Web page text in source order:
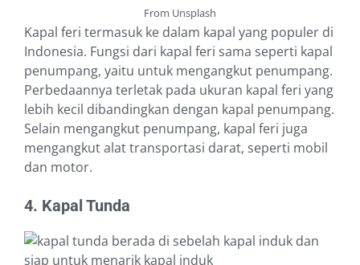
From Unsplash
Kapal feri termasuk ke dalam kapal yang populer di
Indonesia. Fungsi dari kapal feri sama seperti kapal
penumpang, yaitu untuk mengangkut penumpang.
Perbedaannya terletak pada ukuran kapal feri yang
lebih kecil dibandingkan dengan kapal penumpang.
Selain mengangkut penumpang, kapal feri juga
mengangkut alat transportasi darat, seperti mobil
dan motor.
4. Kapal Tunda